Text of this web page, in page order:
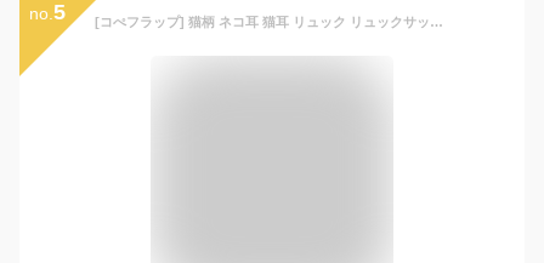
no. 5 [コぺフラップ] 猫柄 ネコ耳 猫耳 リュック リュックサック バッグ レディース キッズ 通学 女の子 軽量 2サイズ (ベビーピンク, M)